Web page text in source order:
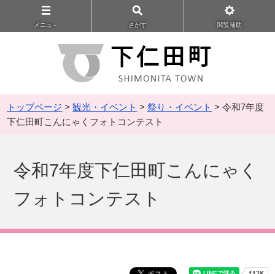
メニュ－ さがす 閲覧補助
トップページ >観光・イベント >祭り・イベント > 令和7年度
下仁田町こんにゃくフォトコンテスト
令和7年度下仁田町こんにゃく
フォトコンテスト